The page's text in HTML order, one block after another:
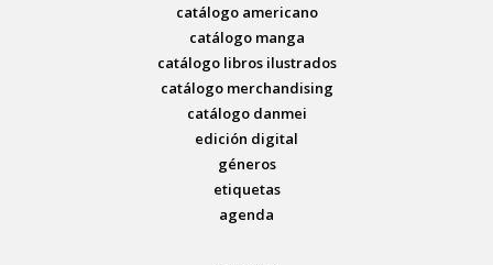
catálogo americano
catálogo manga
catálogo libros ilustrados
catálogo merchandising
catálogo danmei
edición digital
géneros
etiquetas
agenda